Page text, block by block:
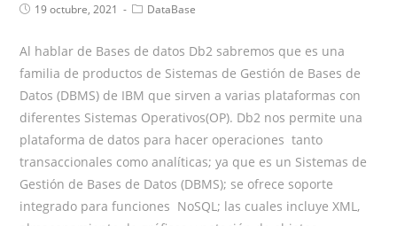
19 octubre, 2021 DataBase
Al hablar de Bases de datos Db2 sabremos que es una
familia de productos de Sistemas de Gestión de Bases de
Datos (DBMS) de IBM que sirven a varias plataformas con
diferentes Sistemas Operativos(OP). Db2 nos permite una
plataforma de datos para hacer operaciones tanto
transaccionales como analíticas; ya que es un Sistemas de
Gestión de Bases de Datos (DBMS); se ofrece soporte
integrado para funciones NoSQL; las cuales incluye XML,